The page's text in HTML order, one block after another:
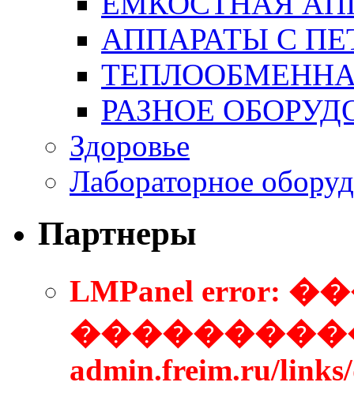
АППАРАТЫ С
РАЗНОЕ
Здоровье
Лабораторное
Партнеры
LMPanel
admin.freim.ru/